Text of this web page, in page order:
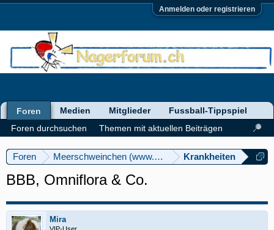
Anmelden oder registrieren
Foren Meerschweinchen (www.meerschweinforum.ch)
Krankheiten
BBB, Omniflora & Co.
Mira
Foren
Foren durchsuchen
Themen mit aktuellen Beiträgen
Medien Mitglieder Fussball-Tippspiel